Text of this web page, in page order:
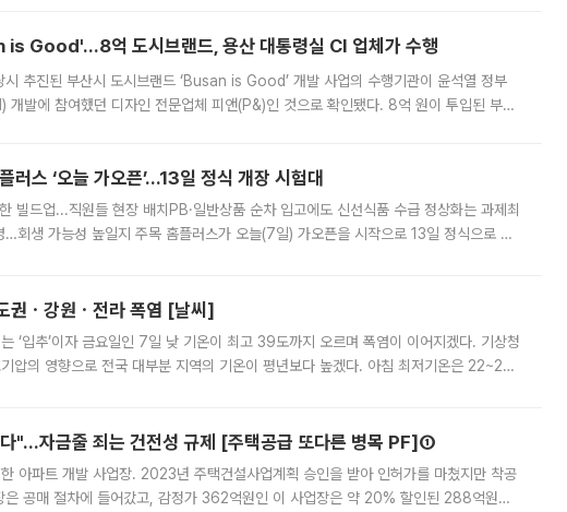
is Good'…8억 도시브랜드, 용산 대통령실 CI 업체가 수행
시 추진된 부산시 도시브랜드 ‘Busan is Good’ 개발 사업의 수행기관이 윤석열 정부
개발에 참여했던 디자인 전문업체 피앤(P&)인 것으로 확인됐다. 8억 원이 투입된 부산
스 ‘오늘 가오픈’...13일 정식 개장 시험대
빌드업...직원들 현장 배치PB·일반상품 순차 입고에도 신선식품 수급 정상화는 과제최
…회생 가능성 높일지 주목 홈플러스가 오늘(7일) 가오픈을 시작으로 13일 정식으로 재
ㆍ강원ㆍ전라 폭염 [날씨]
‘입추’이자 금요일인 7일 낮 기온이 최고 39도까지 오르며 폭염이 이어지겠다. 기상청
압의 영향으로 전국 대부분 지역의 기온이 평년보다 높겠다. 아침 최저기온은 22~27
"…자금줄 죄는 건전성 규제 [주택공급 또다른 병목 PF]①
아파트 개발 사업장. 2023년 주택건설사업계획 승인을 받아 인허가를 마쳤지만 착공
은 공매 절차에 들어갔고, 감정가 362억원인 이 사업장은 약 20% 할인된 288억원에